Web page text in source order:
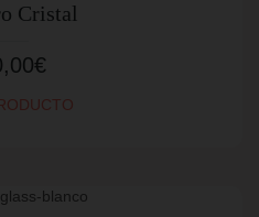
Cristal
€